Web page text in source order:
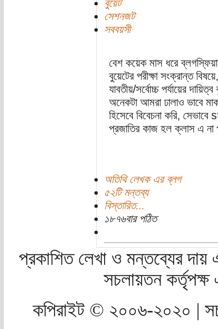
বুয়েট
সেশনজট
সববয়সী
বেশ কয়েক মাস ধরে
বুয়েটের পরীক্ষা সংক্রান্ত
যাবতীয়/সর্বোচ্চ পর্যায়ের
অনেকটা আমরা ঢালাও ভাবে
হিসেবে বিবেচনা করি,
প্রজাতির কাজ হল ক্লাস এ না
অতিথি লেখক এর ব্লগ
৫২টি মন্তব্য
বিস্তারিত...
১৮৭৬বার পঠিত
প্রকাশিত লেখা ও মন্তব্যের দায়
সচলায়তন
কপিরাইট © ২০০৬-২০২০ |